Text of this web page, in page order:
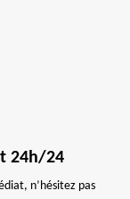
24h/24
n’hésitez pas